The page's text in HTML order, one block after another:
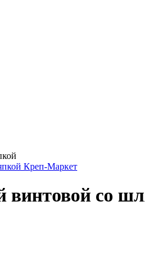
винтовой со